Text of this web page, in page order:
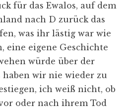
für das Ewalos, auf dem
nach D zurück das
was ihr lästig war wie
eine eigene Geschichte
würde über der
haben wir nie wieder zu
ich weiß nicht, ob
oder nach ihrem Tod